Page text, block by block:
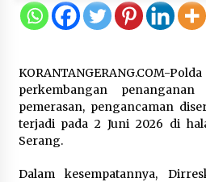
RI dan Hari
melalui Fun
Registrasi
2026 Resmi
8 Agustus
KORANTANGERANG.COM-
perkembangan
pemerasan, pengancaman
terjadi pada 2 Juni 2026 di
Serang.
Dalam kesempatannya,